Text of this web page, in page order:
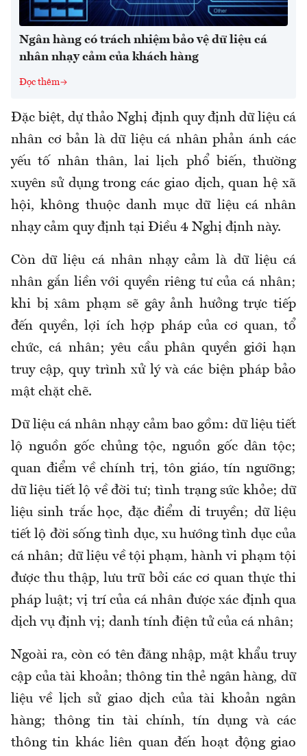
Ngân hàng có trách nhiệm bảo vệ dữ liệu cá
nhân nhạy cảm của khách hàng
Đọc thêm
Đặc biệt, dự thảo Nghị định quy định dữ liệu cá
nhân cơ bản là dữ liệu cá nhân phản ánh các
yếu tố nhân thân, lai lịch phổ biến, thường
xuyên sử dụng trong các giao dịch, quan hệ xã
hội, không thuộc danh mục dữ liệu cá nhân
nhạy cảm quy định tại Điều 4 Nghị định này.
Còn dữ liệu cá nhân nhạy cảm là dữ liệu cá
nhân gắn liền với quyền riêng tư của cá nhân;
khi bị xâm phạm sẽ gây ảnh hưởng trực tiếp
đến quyền, lợi ích hợp pháp của cơ quan, tổ
chức, cá nhân; yêu cầu phân quyền giới hạn
truy cập, quy trình xử lý và các biện pháp bảo
mật chặt chẽ.
Dữ liệu cá nhân nhạy cảm bao gồm: dữ liệu tiết
lộ nguồn gốc chủng tộc, nguồn gốc dân tộc;
quan điểm về chính trị, tôn giáo, tín ngưỡng;
dữ liệu tiết lộ về đời tư; tình trạng sức khỏe; dữ
liệu sinh trắc học, đặc điểm di truyền; dữ liệu
tiết lộ đời sống tình dục, xu hướng tình dục của
cá nhân; dữ liệu về tội phạm, hành vi phạm tội
được thu thập, lưu trữ bởi các cơ quan thực thi
pháp luật; vị trí của cá nhân được xác định qua
dịch vụ định vị; danh tính điện tử của cá nhân;
Ngoài ra, còn có tên đăng nhập, mật khẩu truy
cập của tài khoản; thông tin thẻ ngân hàng, dữ
liệu về lịch sử giao dịch của tài khoản ngân
hàng; thông tin tài chính, tín dụng và các
thông tin khác liên quan đến hoạt động giao